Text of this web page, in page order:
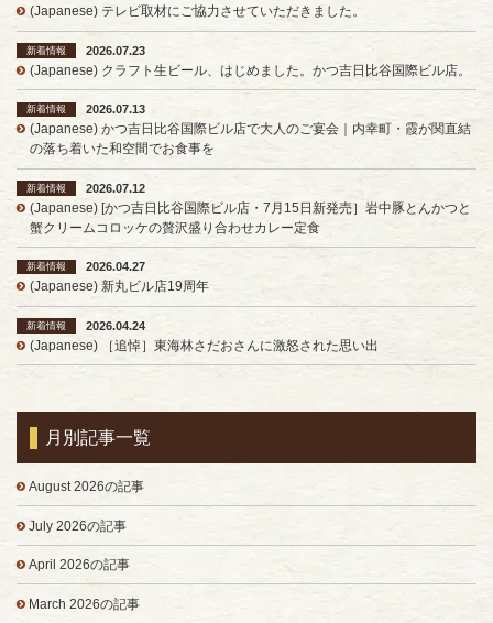
(Japanese) テレビ取材にご協力させていただきました。
新着情報
2026.07.23
(Japanese) クラフト生ビール、はじめました。かつ吉日比谷国際ビル店。
新着情報
2026.07.13
(Japanese) かつ吉日比谷国際ビル店で大人のご宴会｜内幸町・霞が関直結
の落ち着いた和空間でお食事を
新着情報
2026.07.12
(Japanese) [かつ吉日比谷国際ビル店・7月15日新発売］岩中豚とんかつと
蟹クリームコロッケの贅沢盛り合わせカレー定食
新着情報
2026.04.27
(Japanese) 新丸ビル店19周年
新着情報
2026.04.24
(Japanese) ［追悼］東海林さだおさんに激怒された思い出
月別記事一覧
August 2026の記事
July 2026の記事
April 2026の記事
March 2026の記事